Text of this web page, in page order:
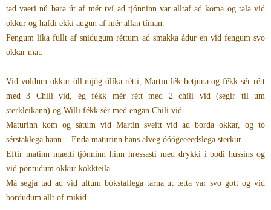
tad vaeri nú bara út af mér tví ad tjónninn var alltaf ad koma og tala vid
okkur og hafdi ekki augun af mér allan tíman.
Fengum líka fullt af snidugum réttum ad smakka ádur en vid fengum svo
okkar mat.
Vid völdum okkur öll mjög ólíka rétti, Martin lék hetjuna og fékk sér rétt
med 3 Chili vid, ég fékk mér rétt med 2 chili vid (segir til um
sterkleikann) og Willi fékk sér med engan Chili vid.
Maturinn kom og sátum vid Martin sveitt vid ad borda okkar, og tó
sérstaklega hann... Enda maturinn hans alveg óóógeeeedslega sterkur.
Eftir matinn maetti tjónninn hinn hressasti med drykki í bodi hússins og
vid pöntudum okkur kokkteila.
Má segja tad ad vid ultum bókstaflega tarna út tetta var svo gott og vid
bordudum allt of mikid.